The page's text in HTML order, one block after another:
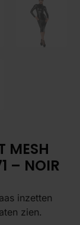
MESH
– NOIR
inzetten
zien.